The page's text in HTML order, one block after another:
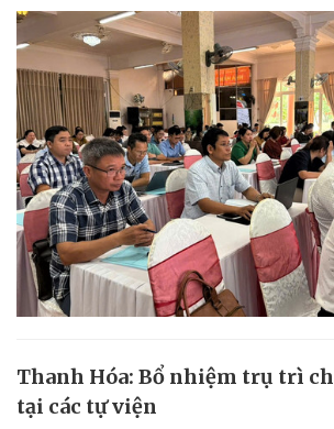
Thanh Hóa: Bổ nhiệm trụ trì
tại các tự viện